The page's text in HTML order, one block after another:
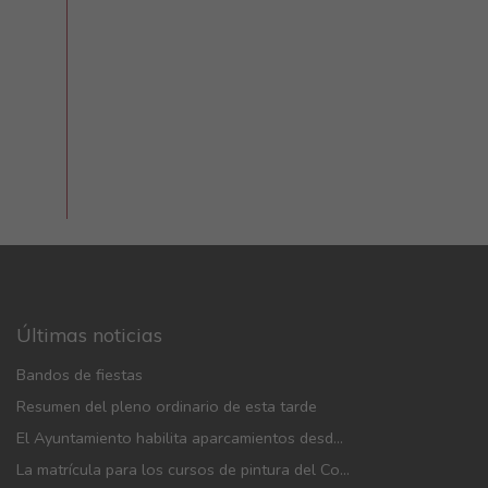
Últimas noticias
Bandos de fiestas
Resumen del pleno ordinario de esta tarde
El Ayuntamiento habilita aparcamientos desde mañana y adopta medidas de movilidad con motivo de las fiestas patronales
La matrícula para los cursos de pintura del Colectivo Cultural Almudí se abrirá del 1 al 4 de septiembre